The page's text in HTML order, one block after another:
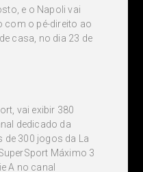
e o Napoli vai
com o pé-direito ao
casa, no dia 23 de
vai exibir 380
dedicado da
de 300 jogos da La
Máximo 3
A no canal